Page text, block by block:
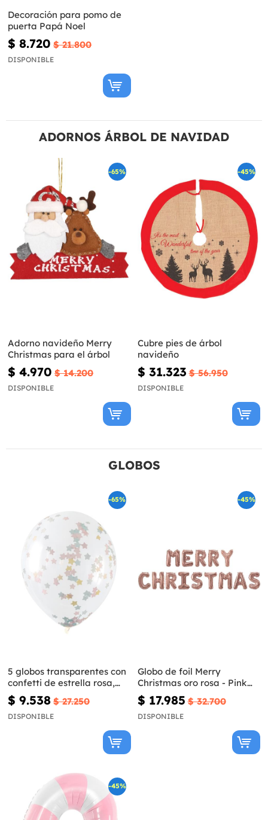
Decoración para pomo de
puerta Papá Noel
$ 8.720 $ 21.800
DISPONIBLE
ADORNOS ÁRBOL DE NAVIDAD
-65%
Adorno navideño Merry
Christmas para el árbol
$ 4.970 $ 14.200
DISPONIBLE
-45%
Cubre pies de árbol
navideño
$ 31.323 $ 56.950
DISPONIBLE
GLOBOS
-65%
5 globos transparentes con
confetti de estrella rosa,
azul y dorados (30 cm)
$ 9.538 $ 27.250
DISPONIBLE
-45%
Globo de foil Merry
Christmas oro rosa - Pink
Christmas
$ 17.985 $ 32.700
DISPONIBLE
-45%